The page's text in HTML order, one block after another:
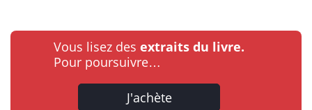
Vous lisez des extraits du livre.
Pour poursuivre…
J'achète